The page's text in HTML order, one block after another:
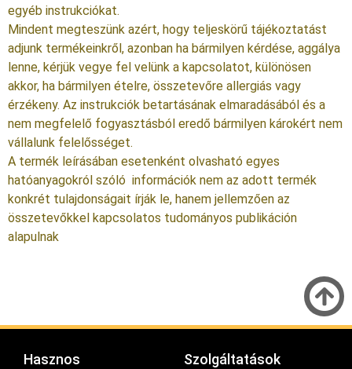
egyéb instrukciókat.
Mindent megteszünk azért, hogy teljeskörű tájékoztatást
adjunk termékeinkről, azonban ha bármilyen kérdése, aggálya
lenne, kérjük vegye fel velünk a kapcsolatot, különösen
akkor, ha bármilyen ételre, összetevőre allergiás vagy
érzékeny. Az instrukciók betartásának elmaradásából és a
nem megfelelő fogyasztásból eredő bármilyen károkért nem
vállalunk felelősséget.
A termék leírásában esetenként olvasható egyes
hatóanyagokról szóló információk nem az adott termék
konkrét tulajdonságait írják le, hanem jellemzően az
összetevőkkel kapcsolatos tudományos publikáción
alapulnak
Hasznos Szolgáltatások